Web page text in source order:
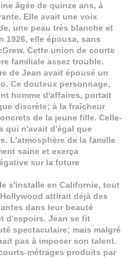
âgée de quinze ans, à
Elle avait une voix
une peau très blanche et
1926, elle épousa, sans
Cette union de courte
familiale assez trouble.
de Jean avait épousé un
Ce douteux personnage,
homme d'affaires, portait
discrète; à la fraîcheur
de la jeune fille. Celle-
qui n'avait d'égal que
L'atmosphère de la famille
saine et exerça
sur la future
s'installe en Californie, tout
attirait déjà des
dans leur beauté
d'espoirs. Jean se fit
spectaculaire; mais malgré
pas à imposer son talent.
métrages produits par